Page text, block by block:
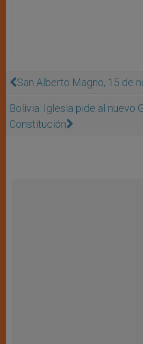
San Alberto Magno, 15 de
Bolivia: Iglesia pide al nuevo
Constitución